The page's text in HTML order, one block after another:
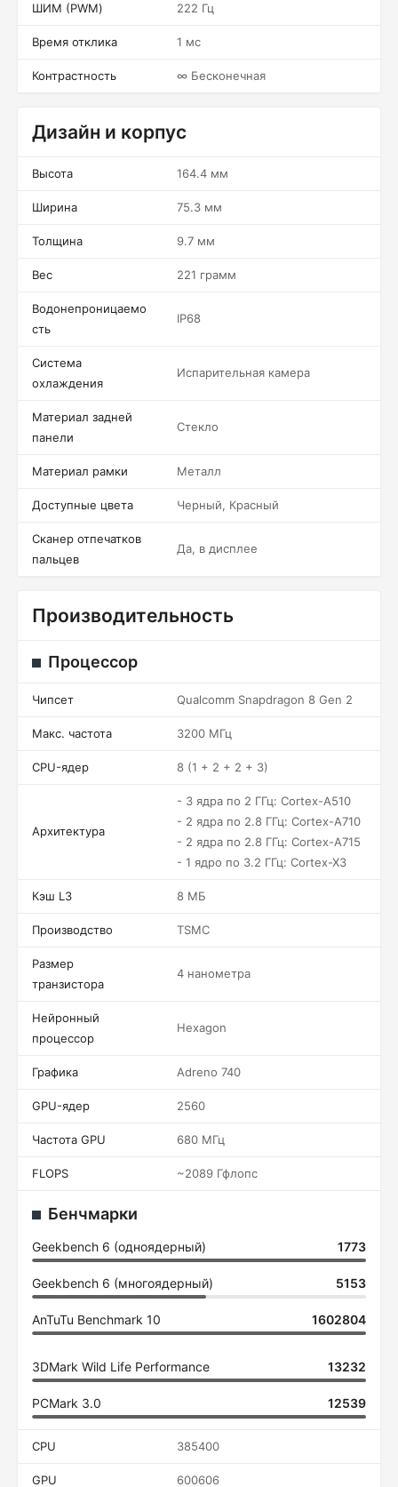
ШИМ (PWM) 222 Гц
Время отклика 1 мс
Контрастность ∞ Бесконечная
Дизайн и корпус
Высота 164.4 мм
Ширина 75.3 мм
Толщина 9.7 мм
Вес 221 грамм
Водонепроницаемо
сть
IP68
Система
охлаждения
Испарительная камера
Материал задней
панели
Стекло
Материал рамки Металл
Доступные цвета Черный, Красный
Сканер отпечатков
пальцев
Да, в дисплее
Производительность
Процессор
Чипсет Qualcomm Snapdragon 8 Gen 2
Макс. частота 3200 МГц
CPU-ядер 8 (1 + 2 + 2 + 3)
Архитектура
- 3 ядра по 2 ГГц: Cortex-A510
- 2 ядра по 2.8 ГГц: Cortex-A710
- 2 ядра по 2.8 ГГц: Cortex-A715
- 1 ядро по 3.2 ГГц: Cortex-X3
Кэш L3 8 МБ
Производство TSMC
Размер
транзистора
4 нанометра
Нейронный
процессор
Hexagon
Графика Adreno 740
GPU-ядер 2560
Частота GPU 680 МГц
FLOPS ~2089 Гфлопс
Бенчмарки
Geekbench 6 (одноядерный) 1773
Geekbench 6 (многоядерный) 5153
AnTuTu Benchmark 10 1602804
3DMark Wild Life Performance 13232
PCMark 3.0 12539
CPU 385400
GPU 600606